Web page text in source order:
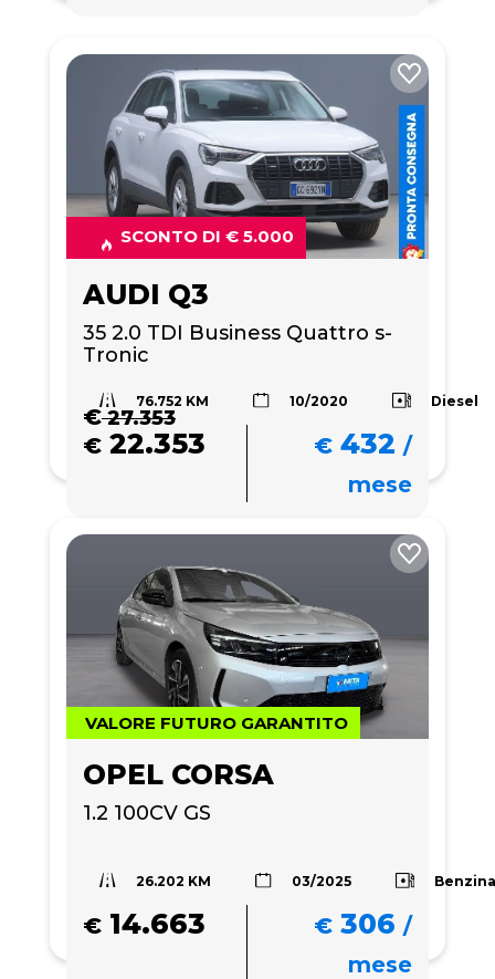
SCONTO DI € 5.000
AUDI Q3
35 2.0 TDI Business Quattro s-
Tronic
76.752 KM 10/2020 Diesel
€27.353
€ 22.353 € 432 /
mese
VALORE FUTURO GARANTITO
OPEL CORSA
1.2 100CV GS
26.202 KM 03/2025
€ 14.663 € 306 /
mese